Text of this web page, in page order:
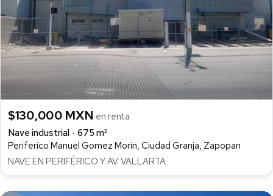
$130,000 MXN en renta
Nave industrial
675 m²
Periferico Manuel Gomez Morin, Ciudad Granja, Zapopan
NAVE EN PERIFÉRICO Y AV. VALLARTA